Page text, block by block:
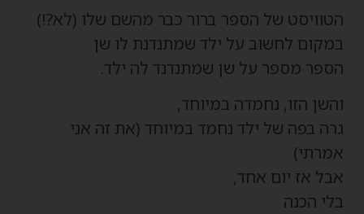
של הספר ברור כבר מהשם שלו (לא?!)
לחשוב על ילד שמתנדנת לו שן
מספר על שן שמתנדנד לה ילד.
הזו, נחמדה במיוחד,
בפה של ילד נחמד במיוחד (את זה אני
אז יום אחד,
הכנה